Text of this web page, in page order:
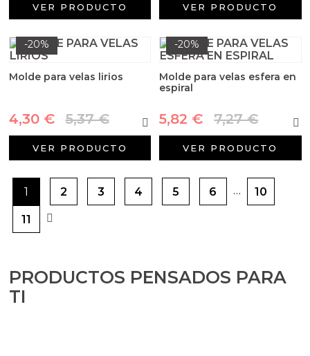
VER PRODUCTO VER PRODUCTO
-20%
Molde para velas lirios
4,30 € 5,37 €
VER PRODUCTO
-20%
Molde para velas esfera en
espiral
5,82 € 7,27 €
VER PRODUCTO
1 2 3 4 5 6 … 10
11
PRODUCTOS PENSADOS PARA
TI